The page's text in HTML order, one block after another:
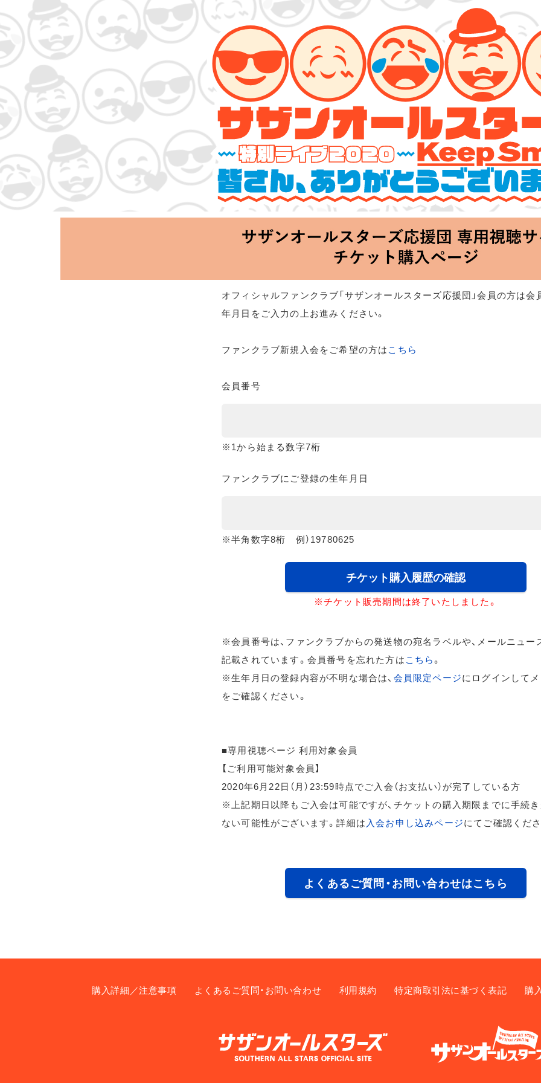
サザンオールスターズ 特別ライブ 2020
「Keep Smilin’～皆さん、ありがとうございます!!～」
2020.06.25 Thu 20:00 Start at 横浜アリーナ
オフィシャルファンクラブ「サザンオールスターズ応援団」会員の方は会
年月日をご入力の上お進みください。
ファンクラブ新規入会をご希望の方はこちら
会員番号
※1から始まる数字7桁
ファンクラブにご登録の生年月日
※半角数字8桁 例）19780625
チケット購入履歴の確認
※チケット販売期間は終了いたしました。
※会員番号は、ファンクラブからの発送物の宛名ラベルや、メールニュー
記載されています。会員番号を忘れた方はこちら。
※生年月日の登録内容が不明な場合は、 会員限定ページにログインして
をご確認ください。
■専用視聴ページ 利用対象会員
【ご利用可能対象会員】
2020年6月22日（月）23:59時点でご入会（お支払い）が完了している方
※上記期日以降もご入会は可能ですが、チケットの購入期限までに手続
ない可能性がございます。詳細は入会お申し込みページにてご確認くださ
よくあるご質問・お問い合わせはこちら
購入詳細／注意事項 よくあるご質問・お問い合わせ 利用規約 特定商取引法に基づく表記 購